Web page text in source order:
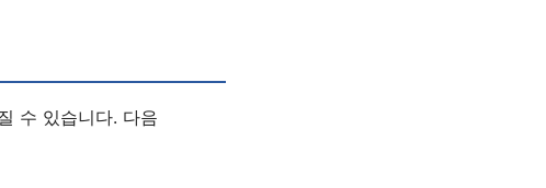
수 있습니다. 다음